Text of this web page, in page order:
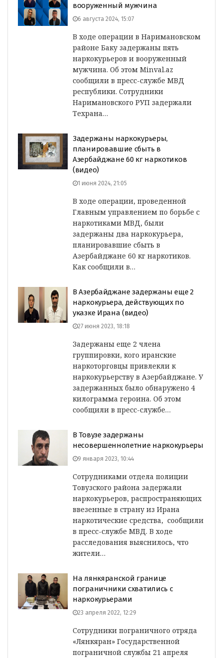
вооруженный мужчина
6 августа 2024, 15:07
В ходе операции в Наримановском
районе Баку задержаны пять
наркокурьеров и вооруженный
мужчина. Об этом Minval.az
сообщили в пресс-службе МВД
республики. Сотрудники
Наримановского РУП задержали
Техрана…
Задержаны наркокурьеры,
планировавшие сбыть в
Азербайджане 60 кг наркотиков
(видео)
1 июня 2024, 21:05
В ходе операции, проведенной
Главным управлением по борьбе с
наркотиками МВД, были
задержаны два наркокурьера,
планировавшие сбыть в
Азербайджане 60 кг наркотиков.
Как сообщили в…
В Азербайджане задержаны еще 2
наркокурьера, действующих по
указке Ирана (видео)
27 июня 2023, 18:18
Задержаны еще 2 члена
группировки, кого иранские
наркоторговцы привлекли к
наркокурьерству в Азербайджане. У
задержанных было обнаружено 4
килограмма героина. Об этом
сообщили в пресс-службе…
В Товузе задержаны
несовершеннолетние наркокурьеры
9 января 2023, 10:44
Сотрудниками отдела полиции
Товузского района задержали
наркокурьеров, распространяющих
ввезенные в страну из Ирана
наркотические средства, сообщили
в пресс-службе МВД. В ходе
расследования выяснилось, что
жители…
На лянкяранской границе
пограничники схватились с
наркокурьерами
23 апреля 2022, 12:29
Сотрудники пограничного отряда
«Лянкяран» Государственной
пограничной службы 21 апреля